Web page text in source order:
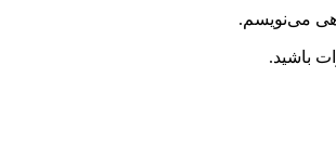
می‌نویسم.
باشید.